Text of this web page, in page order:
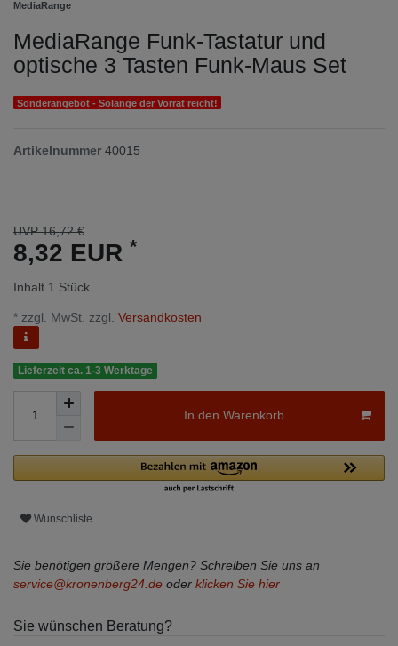
MediaRange
MediaRange Funk-Tastatur und
optische 3 Tasten Funk-Maus Set
Sonderangebot - Solange der Vorrat reicht!
Artikelnummer 40015
UVP 16,72 €
8,32 EUR *
Inhalt 1 Stück
* zzgl. MwSt. zzgl. Versandkosten
Lieferzeit ca. 1-3 Werktage
In den Warenkorb
Wunschliste
Sie benötigen größere Mengen? Schreiben Sie uns an
service@kronenberg24.de oder klicken Sie hier
Sie wünschen Beratung?